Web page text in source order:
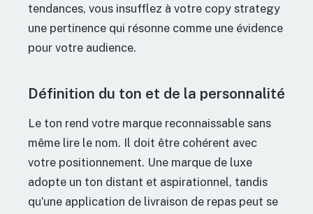
tendances, vous insufflez à votre copy strategy
une pertinence qui résonne comme une évidence
pour votre audience.
Définition du ton et de la personnalité
Le ton rend votre marque reconnaissable sans
même lire le nom. Il doit être cohérent avec
votre positionnement. Une marque de luxe
adopte un ton distant et aspirationnel, tandis
qu’une application de livraison de repas peut se